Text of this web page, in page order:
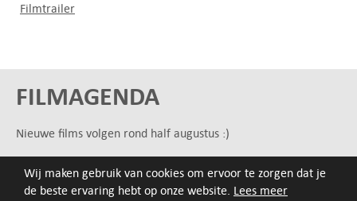
Wij maken gebruik van cookies om ervoor te zorgen dat je
de beste ervaring hebt op onze website. Lees meer
Filmtrailer
FILMAGENDA
Nieuwe films volgen rond half augustus :)
ARCHIEF